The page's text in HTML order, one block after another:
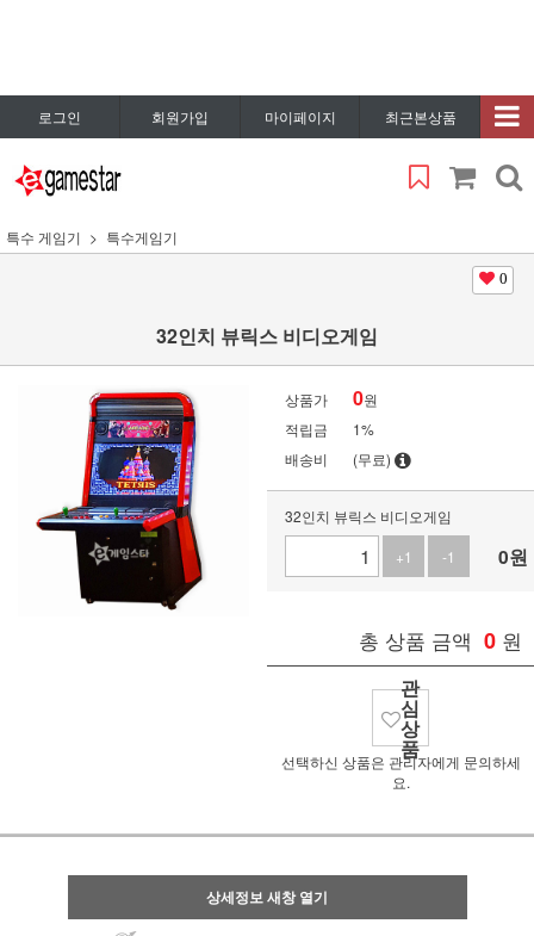
로그인 회원가입 마이페이지 최근본상품
특수 게임기 특수게임기
0
32인치 뷰릭스 비디오게임
상품가 0원
적립금
1%
배송비
(무료)
32인치 뷰릭스 비디오게임
+1
-1 0원
총 상품 금액 0 원
관
심
상
품
선택하신 상품은 관리자에게 문의하세
요.
상세정보 새창 열기